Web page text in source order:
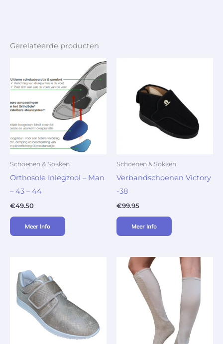
Gerelateerde producten
Schoenen & Sokken
Orthosole Inlegzool – Man
– 43 – 44
€49.50
Meer Info
Schoenen & Sokken
Verbandschoenen Victory
-38
€99.95
Meer Info